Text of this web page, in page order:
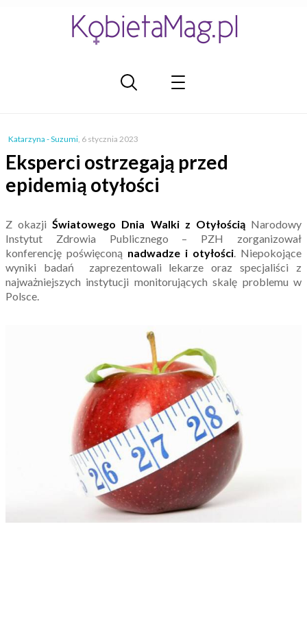
Katarzyna - Suzumi, 6 stycznia 2023
Eksperci ostrzegają przed
epidemią otyłości
Z okazjiŚwiatowego Dnia Walki z OtyłościąNarodowy
Instytut Zdrowia Publicznego – PZH zorganizował
konferencję poświęconą nadwadze i otyłości. Niepokojące
wyniki badań zaprezentowali lekarze oraz specjaliści z
najważniejszych instytucji monitorujących skalę problemu w
Polsce.